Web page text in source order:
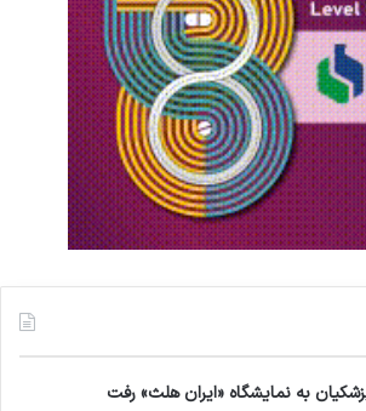
به نمایشگاه «ایران هلث» رفت